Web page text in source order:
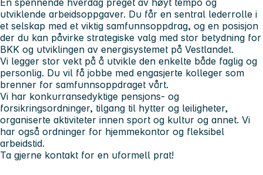
En spennende hverdag preget av høyt tempo og
utviklende arbeidsoppgaver. Du får en sentral lederrolle i
et selskap med et viktig samfunnsoppdrag, og en posisjon
der du kan påvirke strategiske valg med stor betydning for
BKK og utviklingen av energisystemet på Vestlandet.
Vi legger stor vekt på å utvikle den enkelte både faglig og
personlig. Du vil få jobbe med engasjerte kolleger som
brenner for samfunnsoppdraget vårt.
Vi har konkurransedyktige pensjons- og
forsikringsordninger, tilgang til hytter og leiligheter,
organiserte aktiviteter innen sport og kultur og annet. Vi
har også ordninger for hjemmekontor og fleksibel
arbeidstid.
Ta gjerne kontakt for en uformell prat!